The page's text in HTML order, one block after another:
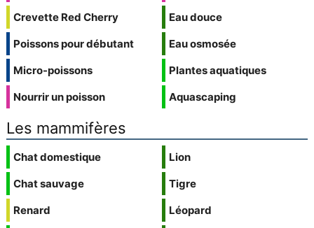
Crevette Red Cherry
Poissons pour débutant
Micro-poissons
Nourrir un poisson
Eau douce
Eau osmosée
Plantes aquatiques
Aquascaping
Les mammifères
Chat domestique
Chat sauvage
Renard
Lion
Tigre
Léopard